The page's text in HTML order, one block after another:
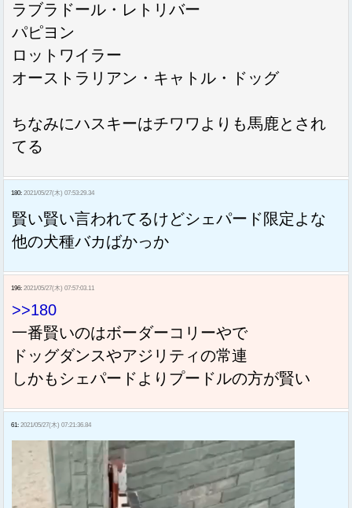
ラブラドール・レトリバー
パピヨン
ロットワイラー
オーストラリアン・キャトル・ドッグ
ちなみにハスキーはチワワよりも馬鹿とされ
てる
180: 2021/05/27(木) 07:53:29.34
賢い賢い言われてるけどシェパード限定よな
他の犬種バカばかっか
196: 2021/05/27(木) 07:57:03.11
>>180
一番賢いのはボーダーコリーやで
ドッグダンスやアジリティの常連
しかもシェパードよりプードルの方が賢い
61: 2021/05/27(木) 07:21:36.84